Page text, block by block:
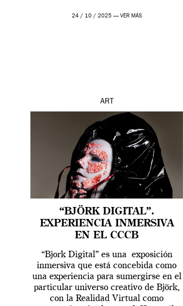
24 / 10 / 2025 — VER MÁS
ART
“BJÖRK DIGITAL”.
EXPERIENCIA INMERSIVA
EN EL CCCB
“Bjork Digital” es una exposición
inmersiva que está concebida como
una experiencia para sumergirse en el
particular universo creativo de Björk,
con la Realidad Virtual como